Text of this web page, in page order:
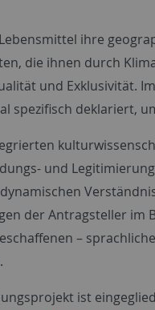
ihre
die ihnen durch
und Exklusivität.
spezifisch deklariert,
und
der Antragsteller im
–
ist